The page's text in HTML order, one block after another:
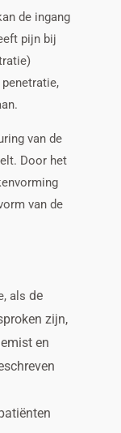
de ingang
pijn bij
van de
Door het
van de
als de
zijn,
en